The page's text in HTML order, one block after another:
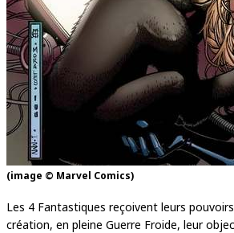
(image © Marvel Comics)
Les 4 Fantastiques reçoivent leurs pouvoirs
création, en pleine Guerre Froide, leur